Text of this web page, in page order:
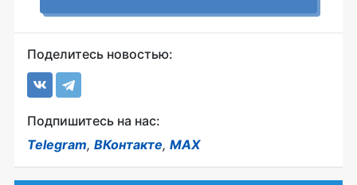
Поделитесь новостью:
Подпишитесь на нас:
Telegram, ВКонтакте, MAX